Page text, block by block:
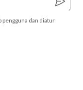
pengguna dan diatur